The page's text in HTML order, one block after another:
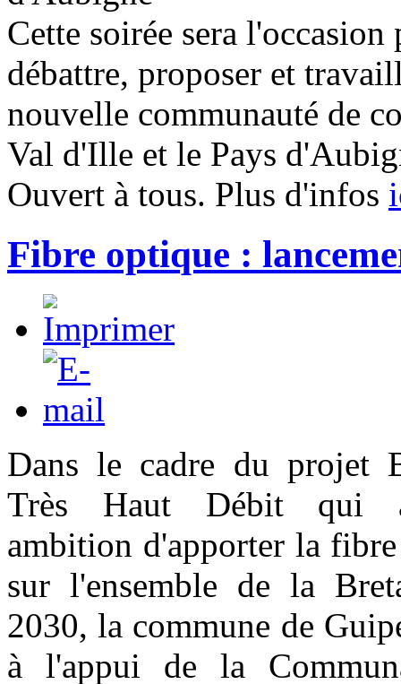
Cette soirée sera
débattre, proposer et
nouvelle communauté de
Val d'Ille et le Pays
Ouvert à tous. Plus d'infos
Fibre optique :
Dans le cadre du projet
Très Haut Débit qui
ambition d'apporter la
sur l'ensemble de la
2030, la commune de
à l'appui de la